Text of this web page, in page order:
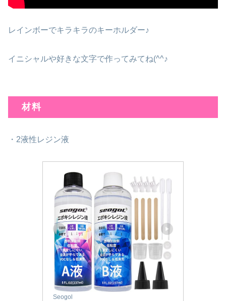
レインボーでキラキラのキーホルダー♪
イニシャルや好きな文字で作ってみてね(^^♪
材料
・2液性レジン液
Seogol